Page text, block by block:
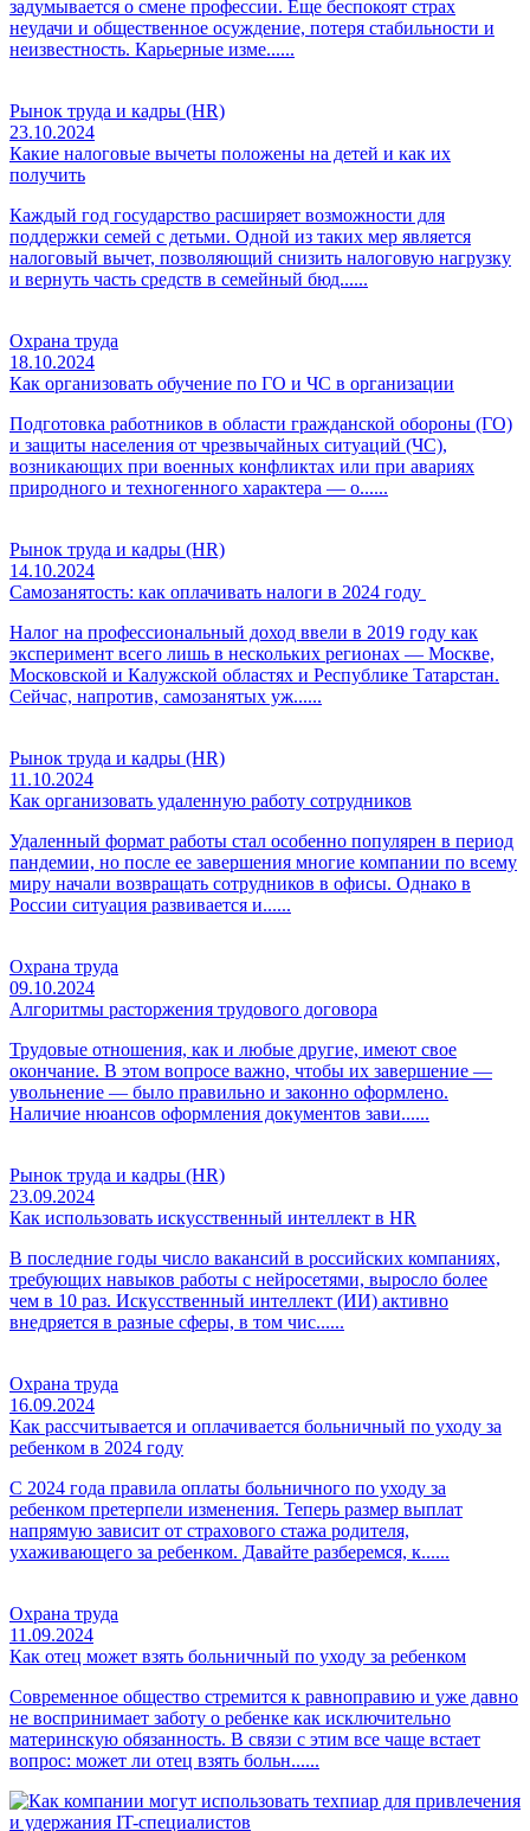
задумывается о смене профессии. Еще беспокоят страх
неудачи и общественное осуждение, потеря стабильности и
неизвестность. Карьерные изме......
Рынок труда и кадры (HR)
23.10.2024
Какие налоговые вычеты положены на детей и как их
получить
Каждый год государство расширяет возможности для
поддержки семей с детьми. Одной из таких мер является
налоговый вычет, позволяющий снизить налоговую нагрузку
и вернуть часть средств в семейный бюд......
Охрана труда
18.10.2024
Как организовать обучение по ГО и ЧС в организации
Подготовка работников в области гражданской обороны (ГО)
и защиты населения от чрезвычайных ситуаций (ЧС),
возникающих при военных конфликтах или при авариях
природного и техногенного характера — о......
Рынок труда и кадры (HR)
14.10.2024
Самозанятость: как оплачивать налоги в 2024 году
Налог на профессиональный доход ввели в 2019 году как
эксперимент всего лишь в нескольких регионах — Москве,
Московской и Калужской областях и Республике Татарстан.
Сейчас, напротив, самозанятых уж......
Рынок труда и кадры (HR)
11.10.2024
Как организовать удаленную работу сотрудников
Удаленный формат работы стал особенно популярен в период
пандемии, но после ее завершения многие компании по всему
миру начали возвращать сотрудников в офисы. Однако в
России ситуация развивается и......
Охрана труда
09.10.2024
Алгоритмы расторжения трудового договора
Трудовые отношения, как и любые другие, имеют свое
окончание. В этом вопросе важно, чтобы их завершение —
увольнение — было правильно и законно оформлено.
Наличие нюансов оформления документов зави......
Рынок труда и кадры (HR)
23.09.2024
Как использовать искусственный интеллект в HR
В последние годы число вакансий в российских компаниях,
требующих навыков работы с нейросетями, выросло более
чем в 10 раз. Искусственный интеллект (ИИ) активно
внедряется в разные сферы, в том чис......
Охрана труда
16.09.2024
Как рассчитывается и оплачивается больничный по уходу за
ребенком в 2024 году
С 2024 года правила оплаты больничного по уходу за
ребенком претерпели изменения. Теперь размер выплат
напрямую зависит от страхового стажа родителя,
ухаживающего за ребенком. Давайте разберемся, к......
Охрана труда
11.09.2024
Как отец может взять больничный по уходу за ребенком
Современное общество стремится к равноправию и уже давно
не воспринимает заботу о ребенке как исключительно
материнскую обязанность. В связи с этим все чаще встает
вопрос: может ли отец взять больн......